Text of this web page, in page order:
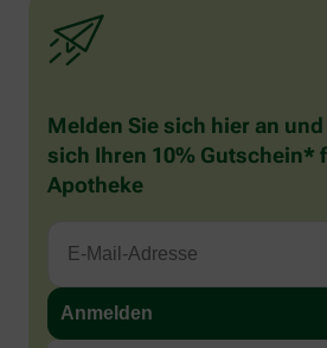
Melden Sie sich hier an
sich Ihren 10% Gutschein*
Apotheke